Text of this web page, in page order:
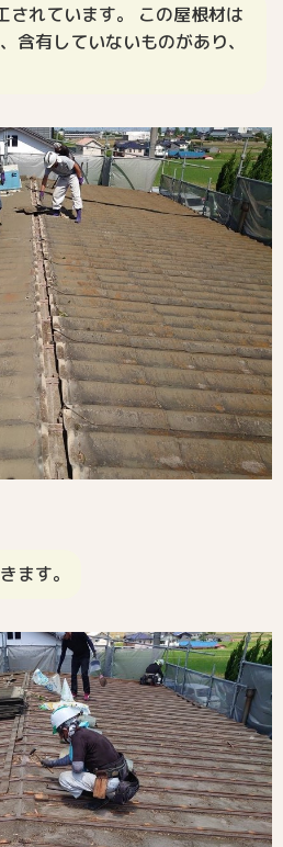
されています。 この屋根材は
含有していないものがあり、
ます。